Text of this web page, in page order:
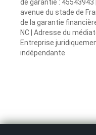
de garantie :
avenue du stade de
de la garantie
NC | Adresse du
Entreprise
indépendante